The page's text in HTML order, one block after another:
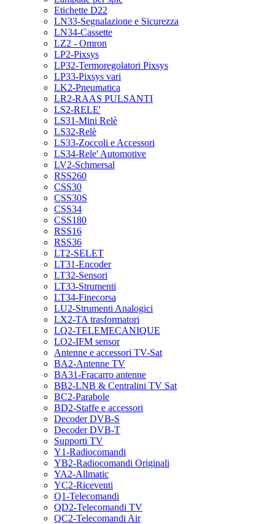
Etichette D22
LN33-Segnalazione e Sicurezza
LN34-Cassette
LZ2 - Omron
LP2-Pixsys
LP32-Termoregolatori Pixsys
LP33-Pixsys vari
LK2-Pneumatica
LR2-RAAS PULSANTI
LS2-RELE'
LS31-Mini Relè
LS32-Relè
LS33-Zoccoli e Accessori
LS34-Rele' Automotive
LV2-Schmersal
RSS260
CSS30
CSS30S
CSS34
CSS180
RSS16
RSS36
LT2-SELET
LT31-Encoder
LT32-Sensori
LT33-Strumenti
LT34-Finecorsa
LU2-Strumenti Analogici
LX2-TA trasformatori
LQ2-TELEMECANIQUE
LO2-IFM sensor
Antenne e accessori TV-Sat
BA2-Antenne TV
BA31-Fracarro antenne
BB2-LNB & Centralini TV Sat
BC2-Parabole
BD2-Staffe e accessori
Decoder DVB-S
Decoder DVB-T
Supporti TV
Y1-Radiocomandi
YB2-Radiocomandi Originali
YA2-Allmatic
YC2-Riceventi
Q1-Telecomandi
QD2-Telecomandi TV
QC2-Telecomandi Air